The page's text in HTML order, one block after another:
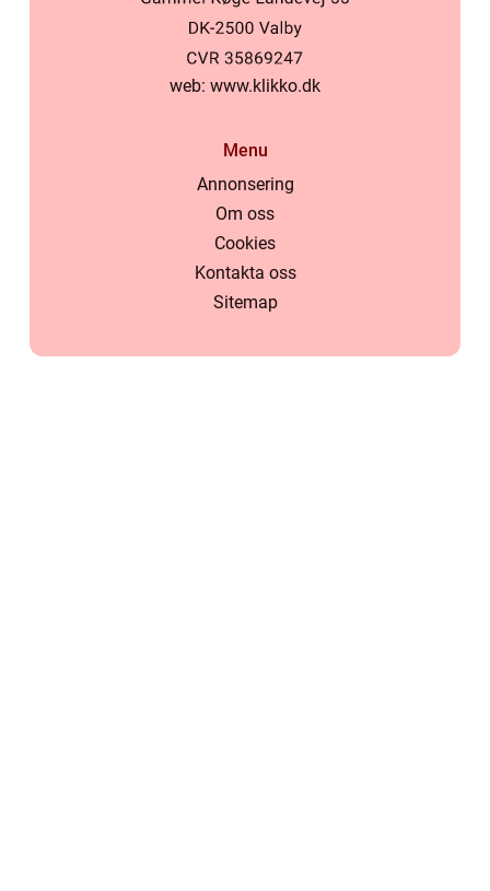
web: www.klikko.dk
Menu
Annonsering
Om oss
Cookies
Kontakta oss
Sitemap